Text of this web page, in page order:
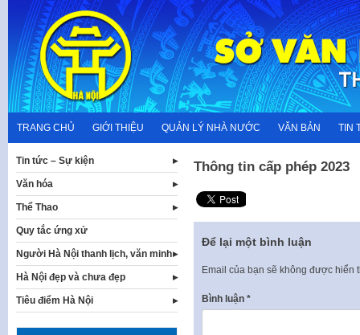
content
TRANG CHỦ GIỚI THIỆU QUẢN LÝ NHÀ NƯỚC VĂN BẢN TIN
Thông tin cấp phép 2023
Để lại một bình luận
Email của bạn sẽ không được hiển
Bình luận *
Tin tức – Sự kiện
Văn hóa
Thể Thao
Quy tắc ứng xử
Người Hà Nội thanh lịch, văn minh
Hà Nội đẹp và chưa đẹp
Tiêu điểm Hà Nội